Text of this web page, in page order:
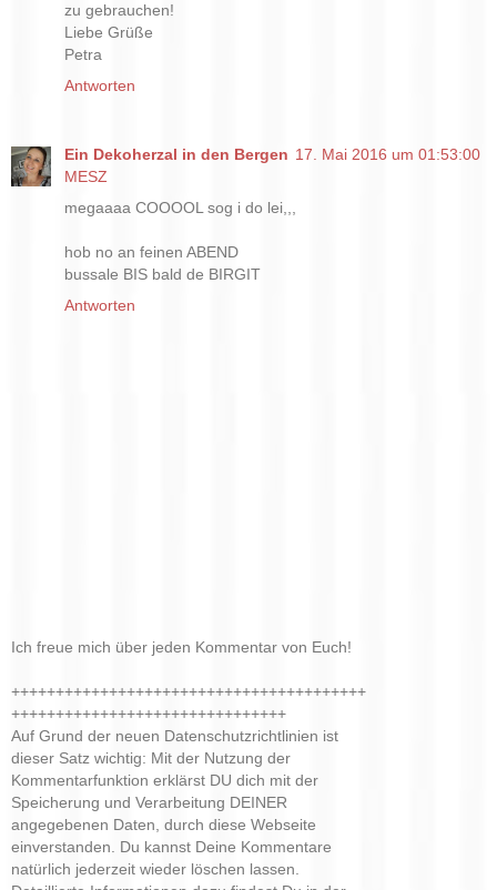
zu gebrauchen!
Liebe Grüße
Petra
Antworten
Ein Dekoherzal in den Bergen 17. Mai 2016 um 01:53:00
MESZ
megaaaa COOOOL sog i do lei,,,
hob no an feinen ABEND
bussale BIS bald de BIRGIT
Antworten
Ich freue mich über jeden Kommentar von Euch!
++++++++++++++++++++++++++++++++++++++++
+++++++++++++++++++++++++++++++
Auf Grund der neuen Datenschutzrichtlinien ist
dieser Satz wichtig: Mit der Nutzung der
Kommentarfunktion erklärst DU dich mit der
Speicherung und Verarbeitung DEINER
angegebenen Daten, durch diese Webseite
einverstanden. Du kannst Deine Kommentare
natürlich jederzeit wieder löschen lassen.